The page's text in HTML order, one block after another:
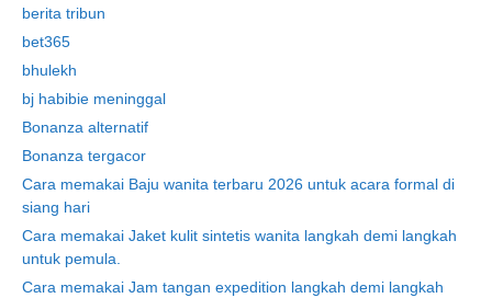
berita tribun
bet365
bhulekh
bj habibie meninggal
Bonanza alternatif
Bonanza tergacor
Cara memakai Baju wanita terbaru 2026 untuk acara formal di
siang hari
Cara memakai Jaket kulit sintetis wanita langkah demi langkah
untuk pemula.
Cara memakai Jam tangan expedition langkah demi langkah